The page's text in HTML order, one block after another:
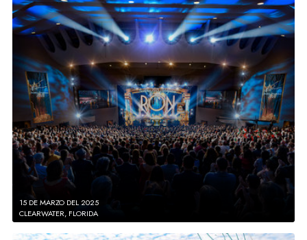
15 DE MARZO DEL 2025
CLEARWATER, FLORIDA